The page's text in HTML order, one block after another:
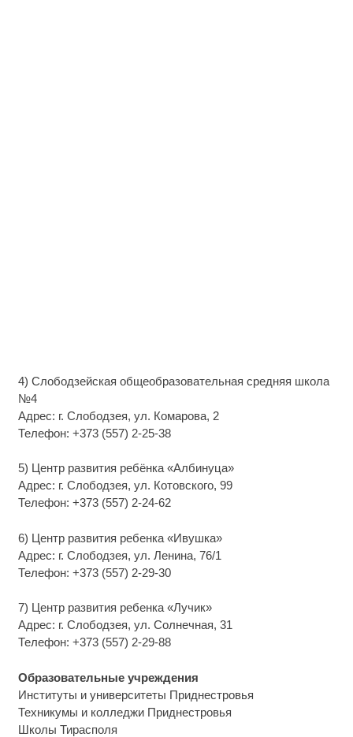
4) Слободзейская общеобразовательная средняя школа
№4
Адрес: г. Слободзея, ул. Комарова, 2
Телефон: +373 (557) 2-25-38
5) Центр развития ребёнка «Албинуца»
Адрес: г. Слободзея, ул. Котовского, 99
Телефон: +373 (557) 2-24-62
6) Центр развития ребенка «Ивушка»
Адрес: г. Слободзея, ул. Ленина, 76/1
Телефон: +373 (557) 2-29-30
7) Центр развития ребенка «Лучик»
Адрес: г. Слободзея, ул. Солнечная, 31
Телефон: +373 (557) 2-29-88
Образовательные учреждения
Институты и университеты Приднестровья
Техникумы и колледжи Приднестровья
Школы Тирасполя